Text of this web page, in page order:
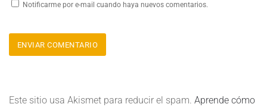
Notificarme por e-mail cuando haya nuevos comentarios.
Este sitio usa Akismet para reducir el spam. Aprende cómo